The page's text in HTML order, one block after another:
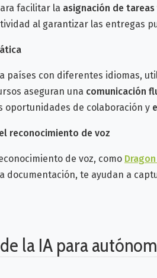
facilitar la asignación de tareas
al garantizar las entregas
países con diferentes idiomas,
aseguran una comunicación
oportunidades de colaboración y
reconocimiento de voz
de voz, como
documentación, te ayudan a
la IA para